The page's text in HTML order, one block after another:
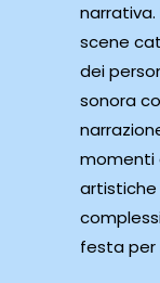
narrativa.
scene
dei
sonora
momenti
artistiche
festa per